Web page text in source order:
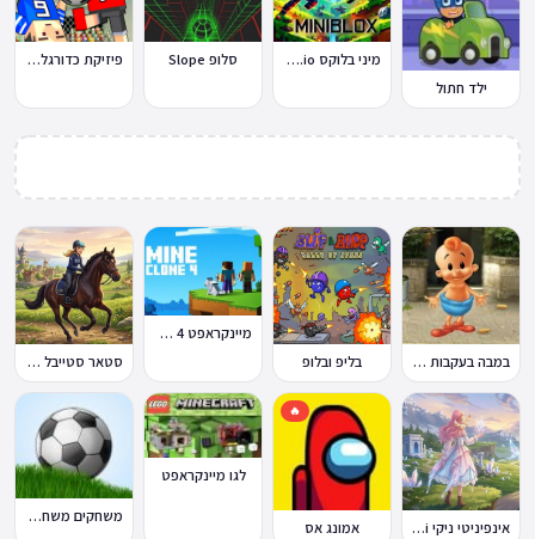
ילד חתול
מיני בלוקס Miniblox.io סלופ Slope פיזיקת כדורגל Soccer Physics
במבה בעקבות החטיף החטוף 2 בליפ ובלופ
מיינקראפט 4 קלון
סטאר סטייבל Star Stable Online
אינפיניטי ניקי Infinity Nikki
🔥
אמונג אס
לגו מיינקראפט
משחקים משחקי כדורגל במחשב וברשת